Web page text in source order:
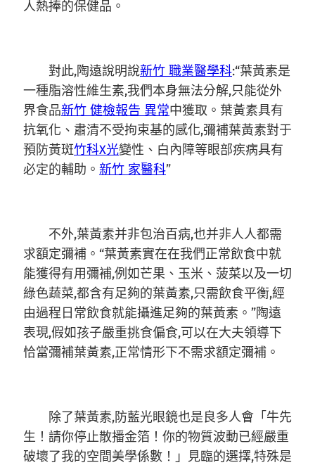
人熱捧的保健品。
對此,陶遠說明說新竹 職業醫學科:“葉黃素是
一種脂溶性維生素,我們本身無法分解,只能從外
界食品新竹 健檢報告 異常中獲取。葉黃素具有
抗氧化、肅清不受拘束基的感化,彌補葉黃素對于
預防黃斑竹科X光變性、白內障等眼部疾病具有
必定的輔助。 新竹 家醫科”
不外,葉黃素并非包治百病,也并非人人都需
求額定彌補。“葉黃素實在在我們正常飲食中就
能獲得有用彌補,例如芒果、玉米、菠菜以及一切
綠色蔬菜,都含有足夠的葉黃素,只需飲食平衡,經
由過程日常飲食就能攝進足夠的葉黃素。”陶遠
表現,假如孩子嚴重挑食偏食,可以在大夫領導下
恰當彌補葉黃素,正常情形下不需求額定彌補。
除了葉黃素,防藍光眼鏡也是良多人會「牛先
生！請你停止散播金箔！你的物質波動已經嚴重
破壞了我的空間美學係數！」見臨的選擇,特殊是